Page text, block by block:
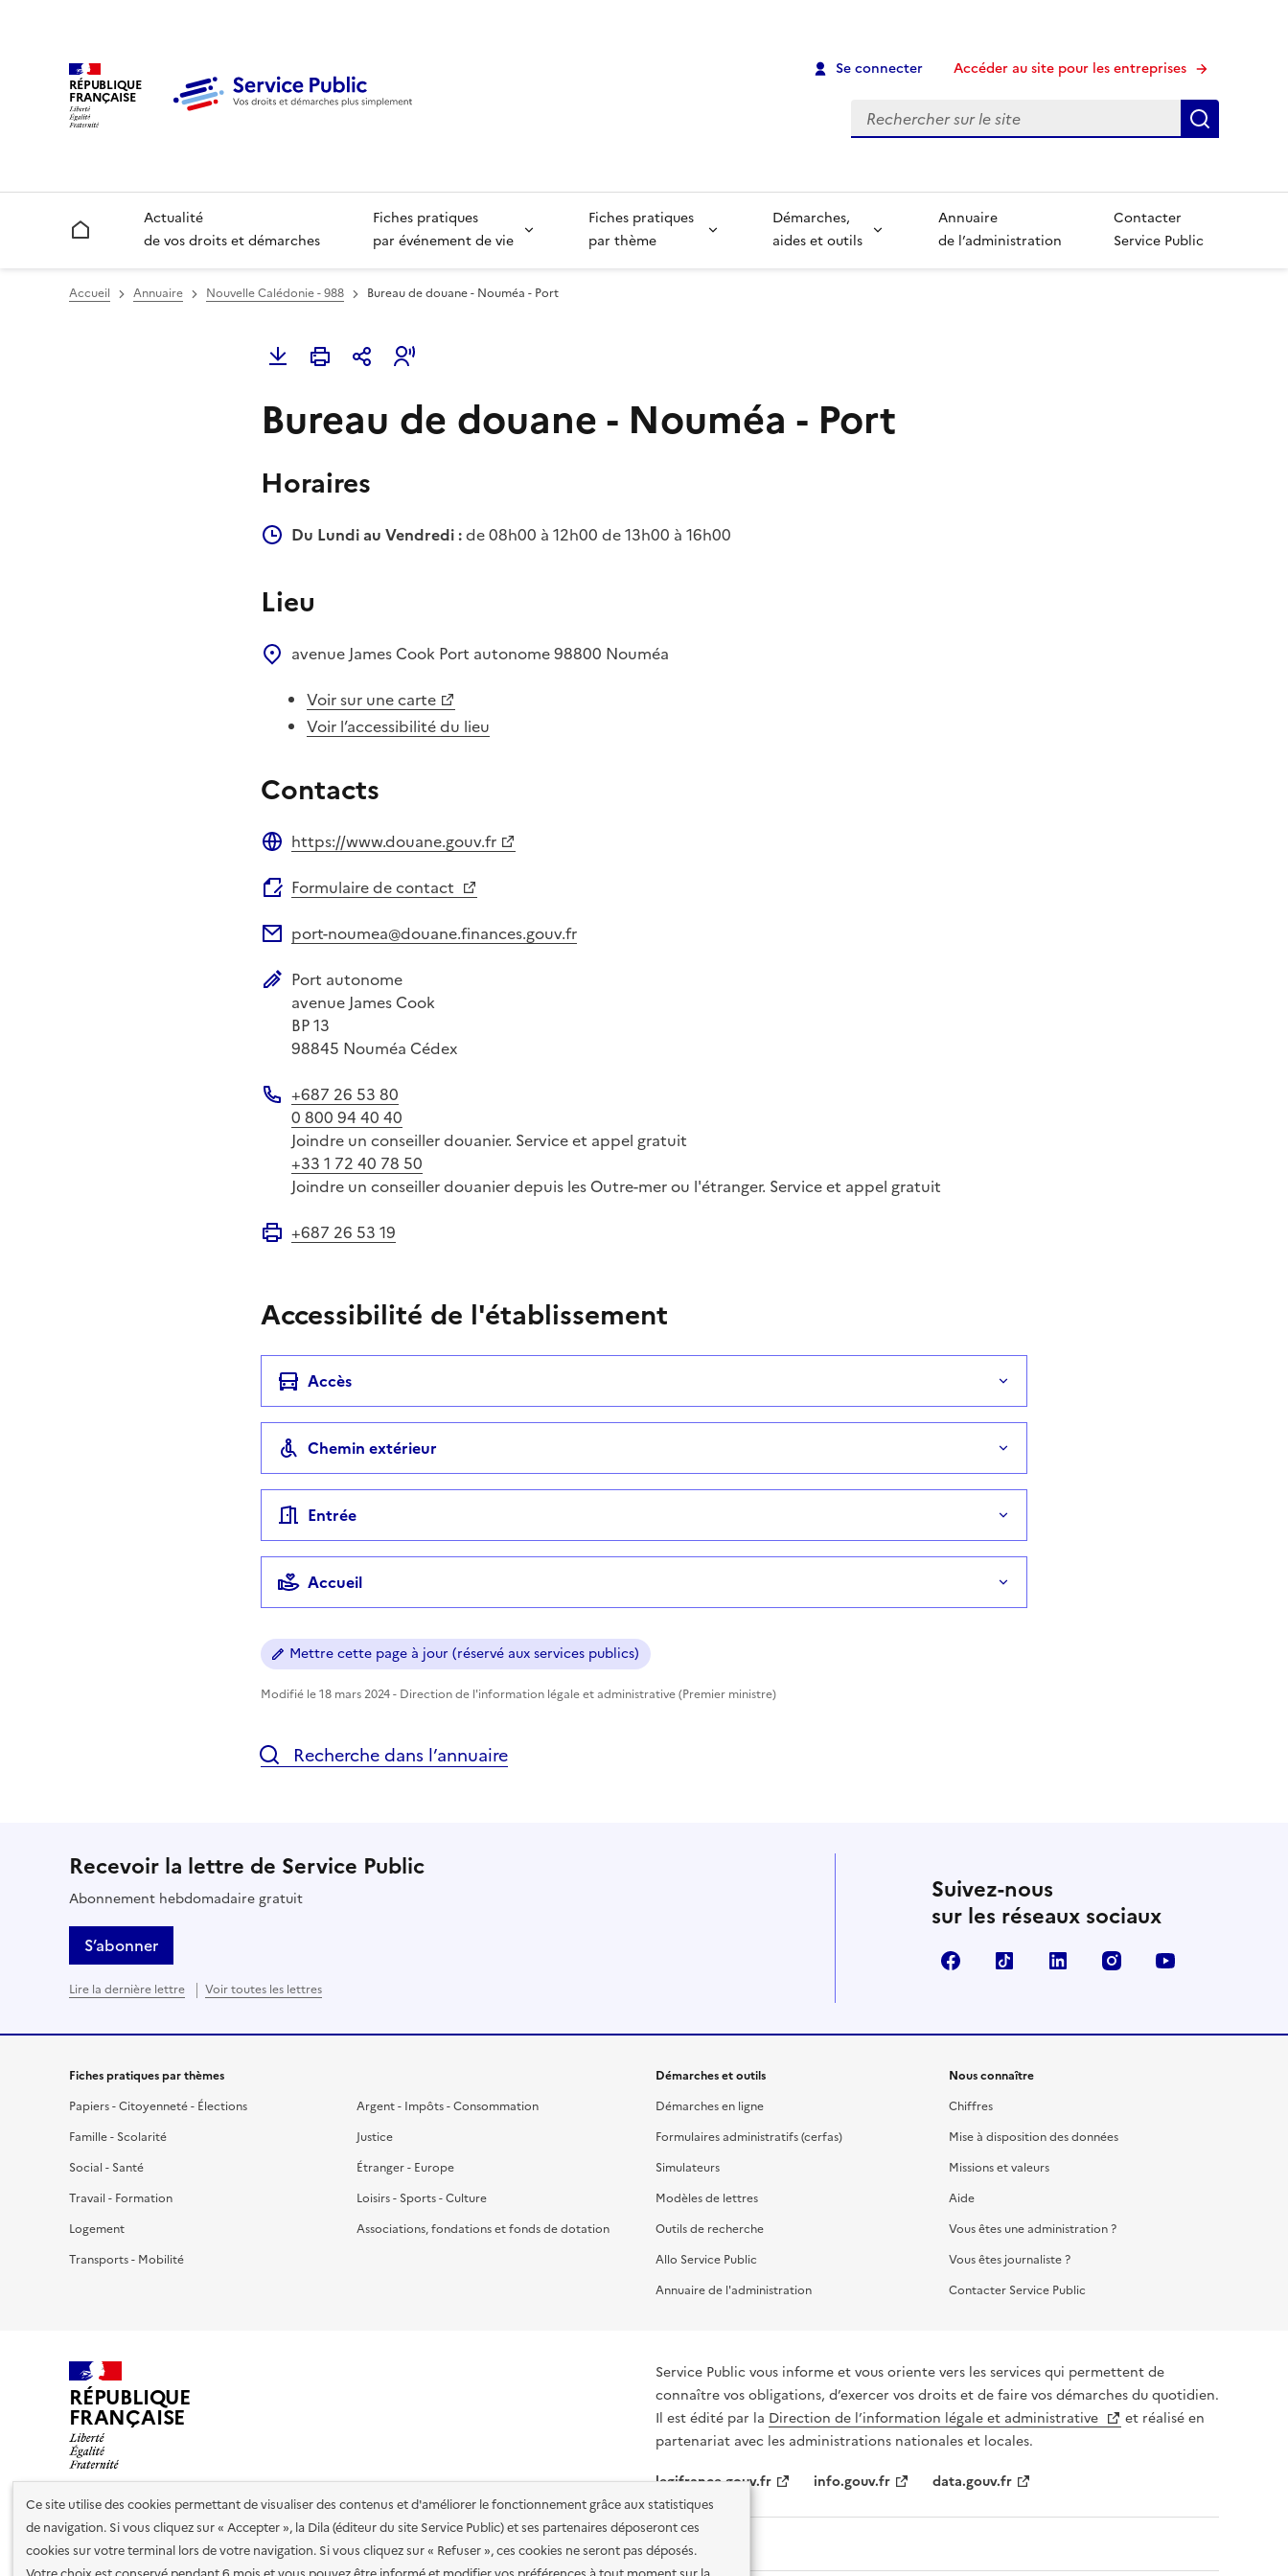
Ce site utilise des cookies permettant de visualiser des contenus et d'améliorer le fonctionnement grâce aux statistiques
de navigation. Si vous cliquez sur « Accepter », la Dila (éditeur du site Service Public) et ses partenaires déposeront ces
cookies sur votre terminal lors de votre navigation. Si vous cliquez sur « Refuser », ces cookies ne seront pas déposés.
RÉPUBLIQUE
FRANÇAISE
Se connecter Accéder au site pour les entreprises
Recherche
Accueil
Actualité
de vos droits et démarches
Fiches pratiques
par événement de vie
Fiches pratiques
par thème
Démarches,
aides et outils
Annuaire
de l’administration
Contacter
Service Public
Accueil Annuaire Nouvelle Calédonie - 988 Bureau de douane - Nouméa - Port
Bureau de douane - Nouméa - Port
Horaires
Du Lundi au Vendredi :de 08h00 à 12h00 de 13h00 à 16h00
Lieu
avenue James Cook Port autonome98800 Nouméa
Voir sur une carte
Voir l’accessibilité du lieu
Contacts
https://www.douane.gouv.fr
Formulaire de contact
port-noumea@douane.finances.gouv.fr
Adresse postale
Port autonome
avenue James Cook
BP 13
98845 Nouméa Cédex
Téléphone
+687 26 53 80
0 800 94 40 40
Joindre un conseiller douanier. Service et appel gratuit
+33 1 72 40 78 50
Joindre un conseiller douanier depuis les Outre-mer ou l'étranger. Service et appel gratuit
+687 26 53 19
Accessibilité de l'établissement
Accès
Chemin extérieur
Entrée
Accueil
Mettre cette page à jour (réservé aux services publics)
Modifié le 18 mars 2024 - Direction de l'information légale et administrative (Premier ministre)
Recherche dans l’annuaire
Recevoir la lettre de Service Public
Abonnement hebdomadaire gratuit
S’abonner
Lire la dernière lettre Voir toutes les lettres
Suivez-nous
sur les réseaux sociaux
FacebookTikTok LinkedIn Instagram
Fiches pratiques par thèmes
Papiers - Citoyenneté - Élections
Famille - Scolarité
Social - Santé
Travail - Formation
Logement
Transports - Mobilité
Argent - Impôts - Consommation
Justice
Étranger - Europe
Loisirs - Sports - Culture
Associations, fondations et fonds de dotation
Démarches et outils
Démarches en ligne
Formulaires administratifs (cerfas)
Simulateurs
Modèles de lettres
Outils de recherche
Allo Service Public
Annuaire de l'administration
Nous connaître
Chiffres
Mise à disposition des données
Missions et valeurs
Aide
Vous êtes une administration ?
Vous êtes journaliste ?
Contacter Service Public
RÉPUBLIQUE
FRANÇAISE
Service Public vous informe et vous oriente vers les services qui permettent de
connaître vos obligations, d’exercer vos droits et de faire vos démarches du quotidien.
Il est édité par la Direction de l’information légale et administrative
et réalisé en
partenariat avec les administrations nationales et locales.
legifrance.gouv.fr
info.gouv.fr data.gouv.fr
Nos partenaires